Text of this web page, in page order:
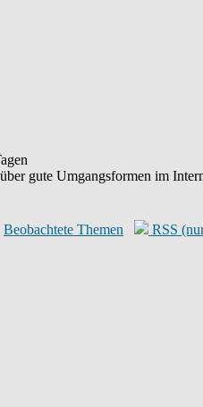
gute Umgangsformen im
Beobachtete Themen RSS